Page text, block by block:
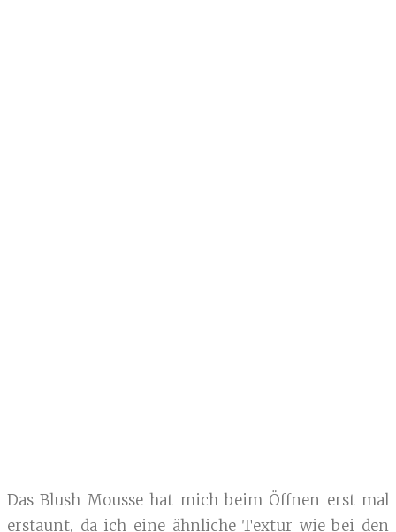
Das Blush Mousse hat mich beim Öffnen erst mal
erstaunt, da ich eine ähnliche Textur wie bei den